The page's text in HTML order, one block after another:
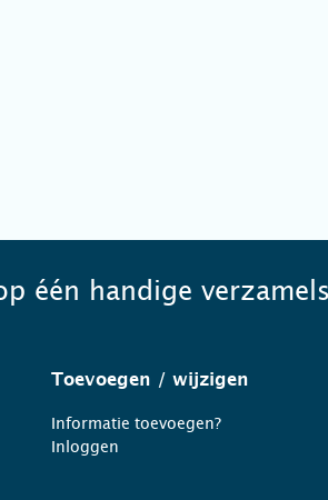
één handige
Toevoegen / wijzigen
Informatie toevoegen?
Inloggen